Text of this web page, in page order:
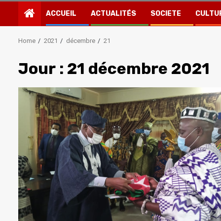
ACCUEIL ACTUALITÉS SOCIETE
Home 2021 décembre 21
Jour : 21 décembre 2021